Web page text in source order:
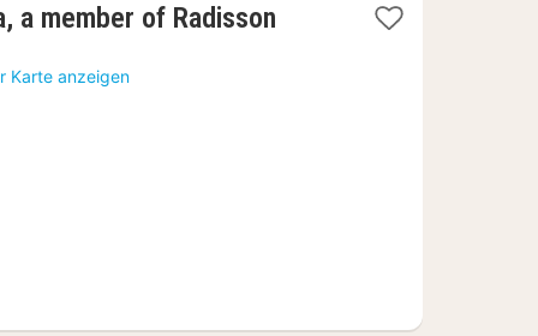
a member of Radisson
Karte anzeigen